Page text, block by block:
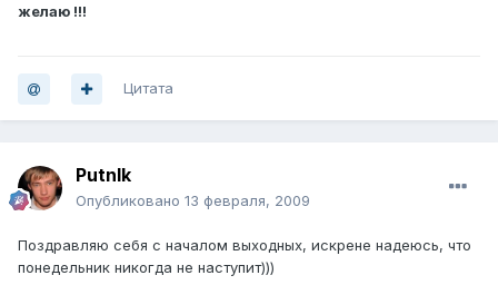
желаю !!!
Цитата
PutnIk
Опубликовано 13 февраля, 2009
Поздравляю себя с началом выходных, искрене надеюсь, что
понедельник никогда не наступит)))